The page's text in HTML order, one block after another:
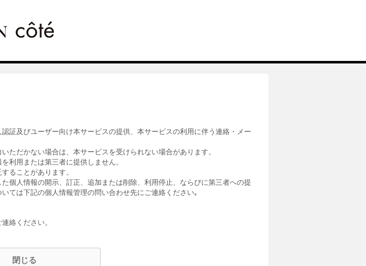
証及びユーザー向け本サービスの提供、本サービスの利用に伴う連絡・メー
ただかない場合は、本サービスを受けられない場合があります。
利用または第三者に提供しません。
ることがあります。
個人情報の開示、訂正、追加または削除、利用停止、ならびに第三者への提
ては下記の個人情報管理の問い合わせ先にご連絡ください｡
絡ください。
閉じる